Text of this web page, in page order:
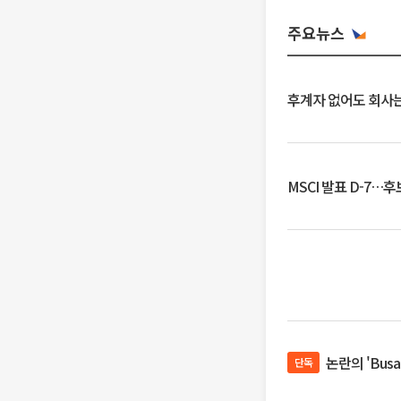
주요뉴스
후계자 없어도 회사
MSCI 발표 D-7…후
단독 논란의